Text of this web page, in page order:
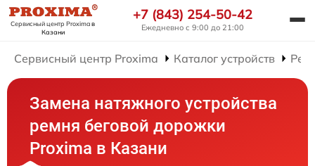
Сервисный центр Proximaв
Казани
+7 (843) 254-50-42
Ежедневно с 9:00 до 21:00
Сервисный центр Proxima Каталог устройств
Замена натяжного устройства
ремня беговой дорожки
Proxima в Казани